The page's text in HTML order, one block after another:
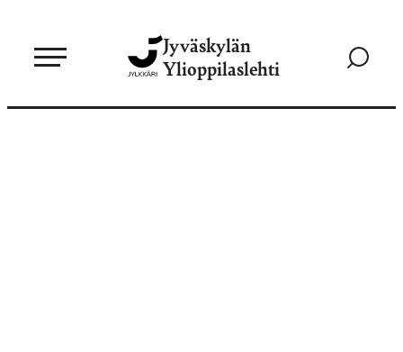
sisältöön
Jyväskylän
Ylioppilaslehti
Siirry